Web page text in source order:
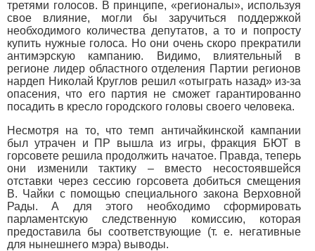
третями голосов. В принципе, «регионалы», используя
свое влияние, могли бы заручиться поддержкой
необходимого количества депутатов, а то и попросту
купить нужные голоса. Но они очень скоро прекратили
антимэрскую кампанию. Видимо, влиятельный в
регионе лидер областного отделения Партии регионов
нардеп Николай Круглов решил «отыграть назад» из-за
опасения, что его партия не сможет гарантированно
посадить в кресло городского головы своего человека.
Несмотря на то, что темп античайкинской кампании
был утрачен и ПР вышла из игры, фракция БЮТ в
горсовете решила продолжить начатое. Правда, теперь
они изменили тактику – вместо несостоявшейся
отставки через сессию горсовета добиться смещения
В. Чайки с помощью специального закона Верховной
Рады. А для этого необходимо сформировать
парламентскую следственную комиссию, которая
предоставила бы соответствующие (т. е. негативные
для нынешнего мэра) выводы.